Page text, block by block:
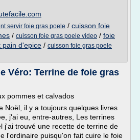
servir foie gras poele / cuisson foie
/ cuisson foie gras poele video / foie
pain d'epice / cuisson foie gras poele
Véro: Terrine de foie gras
pommes et calvados
Noël, il y a toujours quelques livres
j'ai eu, entre-autres, Les terrines
j'ai trouvé une recette de terrine de
l'ordinaire puisqu'on fait cuire le foie